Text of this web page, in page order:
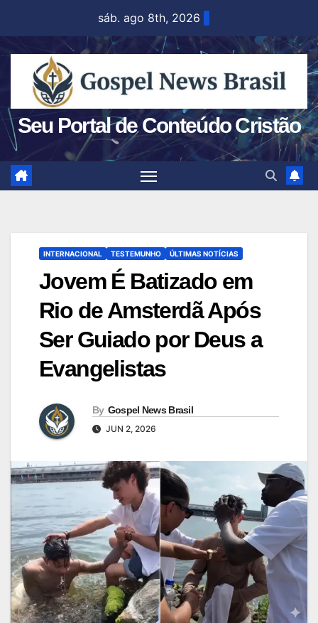
content
sáb. ago 8th, 2026
Seu Portal de Conteúdo Cristão
INTERNACIONAL TESTEMUNHO ÚLTIMAS NOTÍCIAS
Jovem É Batizado em
Rio de Amsterdã Após
Ser Guiado por Deus a
Evangelistas
By Gospel News Brasil
JUN 2, 2026